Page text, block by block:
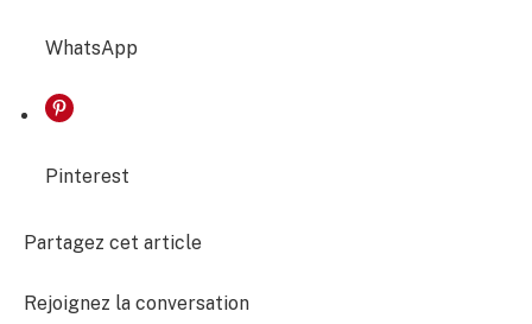
WhatsApp
Pinterest
Partagez cet article
Rejoignez la conversation